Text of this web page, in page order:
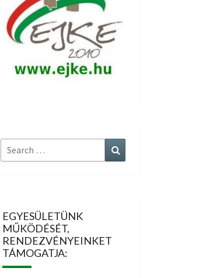
Search
for:
EGYESÜLETÜNK
MŰKÖDÉSÉT,
RENDEZVÉNYEINKET
TÁMOGATJA: